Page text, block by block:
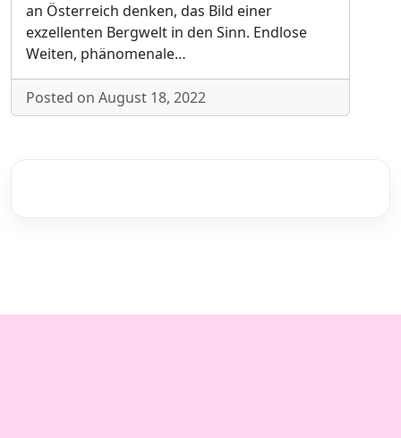
an Österreich denken, das Bild einer
exzellenten Bergwelt in den Sinn. Endlose
Weiten, phänomenale…
Posted on August 18, 2022